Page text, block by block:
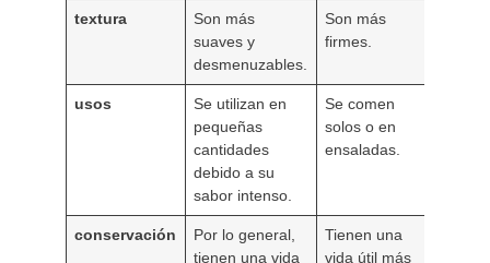
textura
Son más
suaves y
desmenuzables.
Son más
firmes.
usos
Se utilizan en
pequeñas
cantidades
debido a su
sabor intenso.
Se comen
solos o en
ensaladas.
conservación
Por lo general,
tienen una vida
Tienen una
vida útil más